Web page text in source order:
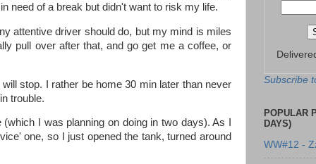
need of a break but didn't want to risk my life.
attentive driver should do, but my mind is miles
pull over after that, and go get me a coffee, or
stop. I rather be home 30 min later than never
trouble.
I was planning on doing in two days). As I
one, so I just opened the tank, turned around
Subscribe
POPULAR
DAYS)
WW#12 -